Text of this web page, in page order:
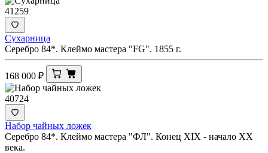
41259
Сухарница
Серебро 84*. Клеймо мастера "FG". 1855 г.
168 000 ₽
40724
Набор чайных ложек
Серебро 84*. Клеймо мастера "ФЛ". Конец XIX - начало ХХ
века.